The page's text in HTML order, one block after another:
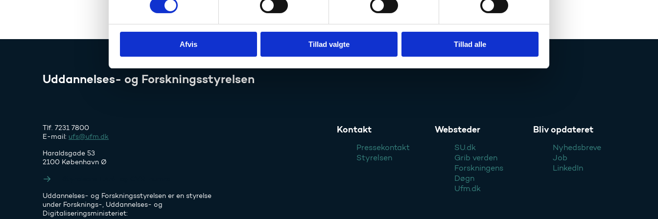
v
a
Afvis Tillad valgte Tillad alle
Uddannelses- og Forskningsstyrelsen
Tlf. 7231 7800
E-mail: ufs@ufm.dk
Haraldsgade 53
2100 København Ø
Uddannelses- og Forskningsstyrelsen er en styrelse
under Forsknings-, Uddannelses- og
Digitaliseringsministeriet:
Kontakt
Pressekontakt
Styrelsen
Websteder
SU.dk
Grib verden
Forskningens
Døgn
Ufm.dk
Bliv opdateret
Nyhedsbreve
Job
LinkedIn